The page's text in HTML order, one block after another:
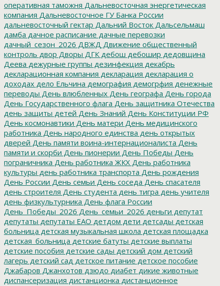
оперативная таможня Дальневосточная энергетическая
компания Дальневосточное ГУ Банка России
дальневосточный гектар Дальний Восток Дальсельмаш
дамба дачное расписание дачные перевозки
дачный_сезон_2026 ДВЖД Движение общественный
контроль двор Дворы ДГК дебош дебошир дедовщина
Деева дежурные группы дезинфекция декабрь
декларационная компания декларация декларация о
доходах дело Ельчина демография демогрфия денежные
переводы День влюбленных День географа День города
День Государственного флага День защитника Отечества
день защиты детей День Знаний День Конституции РФ
День космонавтики День матери День медицинского
работника День народного единства день открытых
дверей День памяти воина-интернационалиста День
памяти и скорби День пионерии День Победы День
пограничника День работника ЖКХ День работника
культуры день работника транспорта День рождения
День России День семьи День соседа День спасателя
день строителя День студента день тигра день учителя
день физкультурника День флага России
День_Победы_2026 День_семьи_2026 деньги депутат
депутаты депутаты ЕАО детдом дети детсады детская
больница детская музыкальная школа детская площадка
детская_больница детские батуты детские выплаты
детские пособия детские сады детский дом детский
лагерь детский сад детское питание детское пособие
Джабаров Джанхотов дзюдо диабет дикие животные
диспансеризация дистанционка дистанционное